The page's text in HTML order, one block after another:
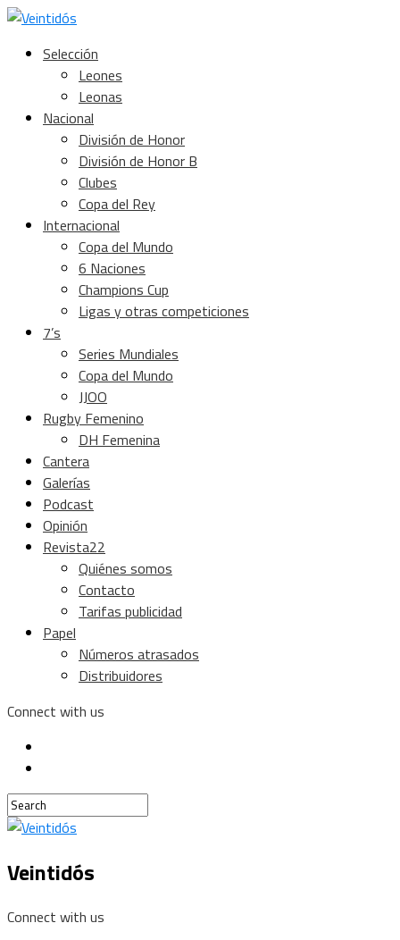
Selección
Leones
Leonas
Nacional
División de Honor
División de Honor B
Clubes
Copa del Rey
Internacional
Copa del Mundo
6 Naciones
Champions Cup
Ligas y otras competiciones
7’s
Series Mundiales
Copa del Mundo
JJOO
Rugby Femenino
DH Femenina
Cantera
Galerías
Podcast
Opinión
Revista22
Quiénes somos
Contacto
Tarifas publicidad
Papel
Números atrasados
Distribuidores
Connect with us
Veintidós
Connect with us